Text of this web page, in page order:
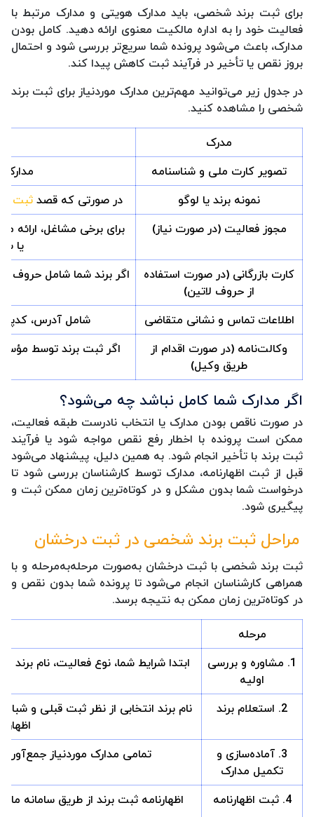
برای ثبت برند شخصی، باید مدارک هویتی و مدارک مرتبط با
فعالیت خود را به اداره مالکیت معنوی ارائه دهید. کامل بودن
مدارک، باعث می‌شود پرونده شما سریع‌تر بررسی شود و احتمال
بروز نقص یا تأخیر در فرآیند ثبت کاهش پیدا کند.
در جدول زیر می‌توانید مهم‌ترین مدارک موردنیاز برای ثبت برند
شخصی را مشاهده کنید.
مدرک
تصویر کارت ملی و شناسنامه
نمونه برند یا لوگو
در صورتی که قصدثبت
مجوز فعالیت (در صورت نیاز)
برای برخی مشاغل، ارائه
یا
کارت بازرگانی (در صورت استفاده
از حروف لاتین)
اگر برند شما شامل حروف یا
اطلاعات تماس و نشانی متقاضی
شامل آدرس،
وکالت‌نامه (در صورت اقدام از
طریق وکیل)
اگر ثبت برند توسط
اگر مدارک شما کامل نباشد چه می‌شود؟
در صورت ناقص بودن مدارک یا انتخاب نادرست طبقه فعالیت،
ممکن است پرونده با اخطار رفع نقص مواجه شود یا فرآیند
ثبت برند با تأخیر انجام شود. به همین دلیل، پیشنهاد می‌شود
قبل از ثبت اظهارنامه، مدارک توسط کارشناسان بررسی شود تا
درخواست شما بدون مشکل و در کوتاه‌ترین زمان ممکن ثبت و
پیگیری شود.
مراحل ثبت برند شخصی در ثبت درخشان
ثبت برند شخصی با ثبت درخشان به‌صورت مرحله‌به‌مرحله و با
همراهی کارشناسان انجام می‌شود تا پرونده شما بدون نقص و
در کوتاه‌ترین زمان ممکن به نتیجه برسد.
مرحله
1. مشاوره و بررسی
اولیه
ابتدا شرایط شما، نوع فعالیت، نام
2. استعلام برند
نام برند انتخابی از نظر ثبت قبلی و
3. آماده‌سازی و
تکمیل مدارک
تمامی مدارک موردنیاز
4. ثبت اظهارنامه اظهارنامه ثبت برند از طریق سامانه